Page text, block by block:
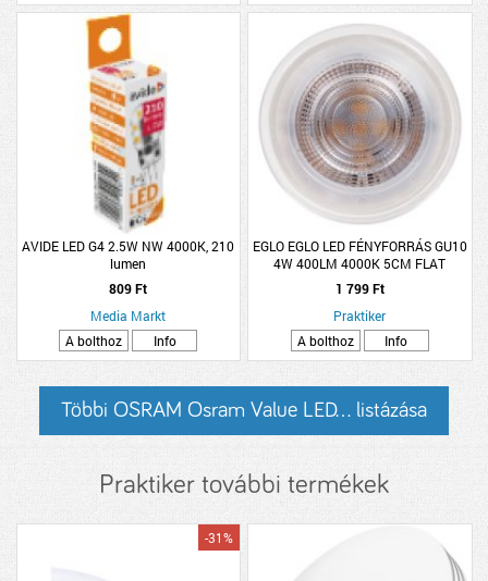
AVIDE LED G4 2.5W NW 4000K, 210
lumen
809 Ft
Media Markt
A bolthoz
Info
EGLO EGLO LED FÉNYFORRÁS GU10
4W 400LM 4000K 5CM FLAT
1 799 Ft
Praktiker
A bolthoz
Info
Többi OSRAM Osram Value LED... listázása
Praktiker további termékek
-31%